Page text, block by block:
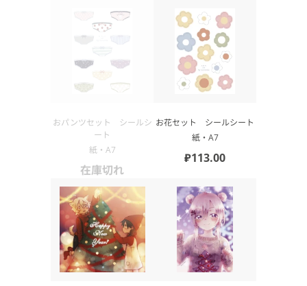
おパンツセット シールシ
ート
紙・А7
在庫切れ
お花セット シールシート
紙・А7
₽113.00